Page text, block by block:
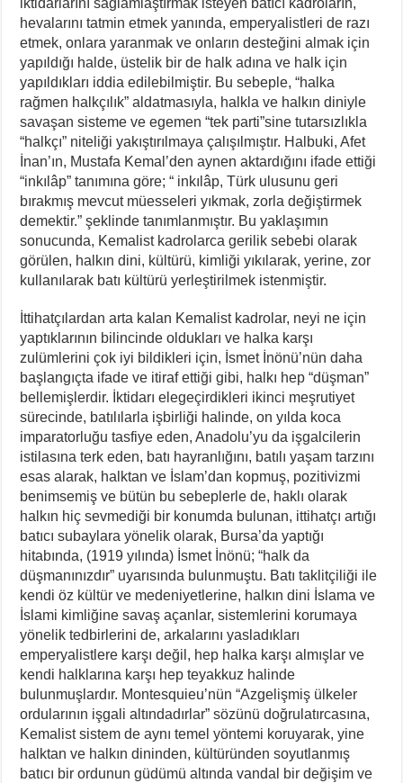
iktidarlarını sağlamlaştırmak isteyen batıcı kadroların,
hevalarını tatmin etmek yanında, emperyalistleri de razı
etmek, onlara yaranmak ve onların desteğini almak için
yapıldığı halde, üstelik bir de halk adına ve halk için
yapıldıkları iddia edilebilmiştir. Bu sebeple, “halka
rağmen halkçılık” aldatmasıyla, halkla ve halkın diniyle
savaşan sisteme ve egemen “tek parti”sine tutarsızlıkla
“halkçı” niteliği yakıştırılmaya çalışılmıştır. Halbuki, Afet
İnan’ın, Mustafa Kemal’den aynen aktardığını ifade ettiği
“inkılâp” tanımına göre; “ inkılâp, Türk ulusunu geri
bırakmış mevcut müesseleri yıkmak, zorla değiştirmek
demektir.” şeklinde tanımlanmıştır. Bu yaklaşımın
sonucunda, Kemalist kadrolarca gerilik sebebi olarak
görülen, halkın dini, kültürü, kimliği yıkılarak, yerine, zor
kullanılarak batı kültürü yerleştirilmek istenmiştir.
İttihatçılardan arta kalan Kemalist kadrolar, neyi ne için
yaptıklarının bilincinde oldukları ve halka karşı
zulümlerini çok iyi bildikleri için, İsmet İnönü’nün daha
başlangıçta ifade ve itiraf ettiği gibi, halkı hep “düşman”
bellemişlerdir. İktidarı elegeçirdikleri ikinci meşrutiyet
sürecinde, batılılarla işbirliği halinde, on yılda koca
imparatorluğu tasfiye eden, Anadolu’yu da işgalcilerin
istilasına terk eden, batı hayranlığını, batılı yaşam tarzını
esas alarak, halktan ve İslam’dan kopmuş, pozitivizmi
benimsemiş ve bütün bu sebeplerle de, haklı olarak
halkın hiç sevmediği bir konumda bulunan, ittihatçı artığı
batıcı subaylara yönelik olarak, Bursa’da yaptığı
hitabında, (1919 yılında) İsmet İnönü; “halk da
düşmanınızdır” uyarısında bulunmuştu. Batı taklitçiliği ile
kendi öz kültür ve medeniyetlerine, halkın dini İslama ve
İslami kimliğine savaş açanlar, sistemlerini korumaya
yönelik tedbirlerini de, arkalarını yasladıkları
emperyalistlere karşı değil, hep halka karşı almışlar ve
kendi halklarına karşı hep teyakkuz halinde
bulunmuşlardır. Montesquieu’nün “Azgelişmiş ülkeler
ordularının işgali altındadırlar” sözünü doğrulatırcasına,
Kemalist sistem de aynı temel yöntemi koruyarak, yine
halktan ve halkın dininden, kültüründen soyutlanmış
batıcı bir ordunun güdümü altında vandal bir değişim ve